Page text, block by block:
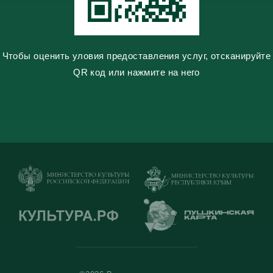
Чтобы оценить уловия предоставления услуг, отсканируйте
QR код или нажмите на него